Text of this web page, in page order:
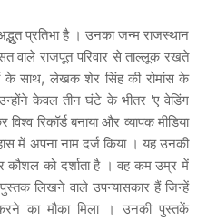
प्रतिभा है । उनका जन्म राजस्थान
वाले राजपूत परिवार से ताल्लूक रखते
साथ, लेखक शेर सिंह की रोमांस के
केवल तीन घंटे के भीतर 'ए वेडिंग
रिकॉर्ड बनाया और व्यापक मीडिया
में अपना नाम दर्ज किया । यह उनकी
को दर्शाता है । वह कम उम्र में
लिखने वाले उपन्यासकार हैं जिन्हें
करने का मौका मिला । उनकी पुस्तकें